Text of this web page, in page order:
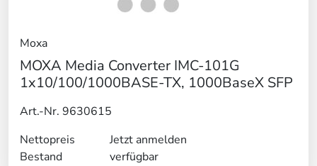
Moxa
MOXA Media Converter IMC-101G
1x10/100/1000BASE-TX, 1000BaseX SFP
Art.-Nr. 9630615
Nettopreis
Jetzt anmelden
Bestand
verfügbar